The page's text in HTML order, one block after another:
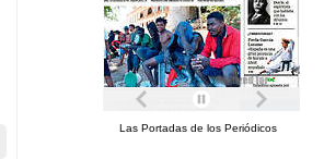
Las Portadas de los Periódicos